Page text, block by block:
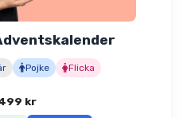
Pojke Flicka
kr